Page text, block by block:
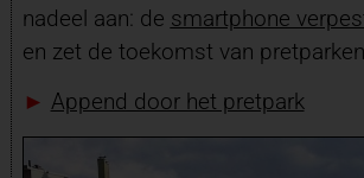
nadeel aan: de smartphone
en zet de toekomst van
► Append door het pretpark